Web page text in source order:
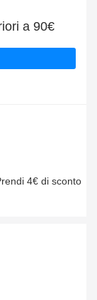
a 90€
4€ di sconto